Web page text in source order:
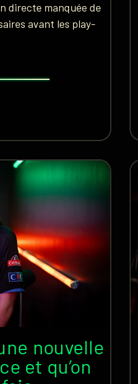
directe manquée de
avant les play-
nouvelle
et qu’on